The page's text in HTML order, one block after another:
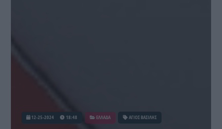
12-25-2024 18:48 ΕΛΛΑΔΑ ΑΓΙΟΣ ΒΑΣΙΛΗΣ